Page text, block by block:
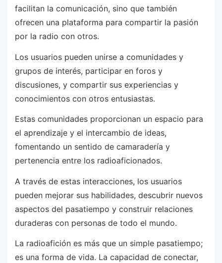
facilitan la comunicación, sino que también
ofrecen una plataforma para compartir la pasión
por la radio con otros.
Los usuarios pueden unirse a comunidades y
grupos de interés, participar en foros y
discusiones, y compartir sus experiencias y
conocimientos con otros entusiastas.
Estas comunidades proporcionan un espacio para
el aprendizaje y el intercambio de ideas,
fomentando un sentido de camaradería y
pertenencia entre los radioaficionados.
A través de estas interacciones, los usuarios
pueden mejorar sus habilidades, descubrir nuevos
aspectos del pasatiempo y construir relaciones
duraderas con personas de todo el mundo.
La radioafición es más que un simple pasatiempo;
es una forma de vida. La capacidad de conectar,